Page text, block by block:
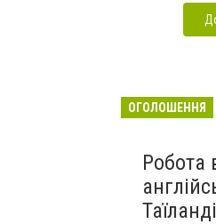
ОГОЛОШЕННЯ
Робота
Таїланді